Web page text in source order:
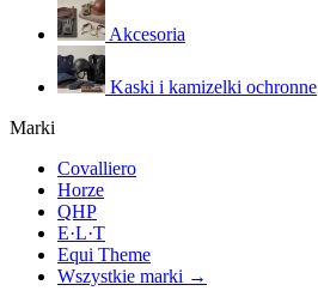
Akcesoria
Kaski i kamizelki ochronne
Marki
Covalliero
Horze
QHP
E·L·T
Equi Theme
Wszystkie marki →